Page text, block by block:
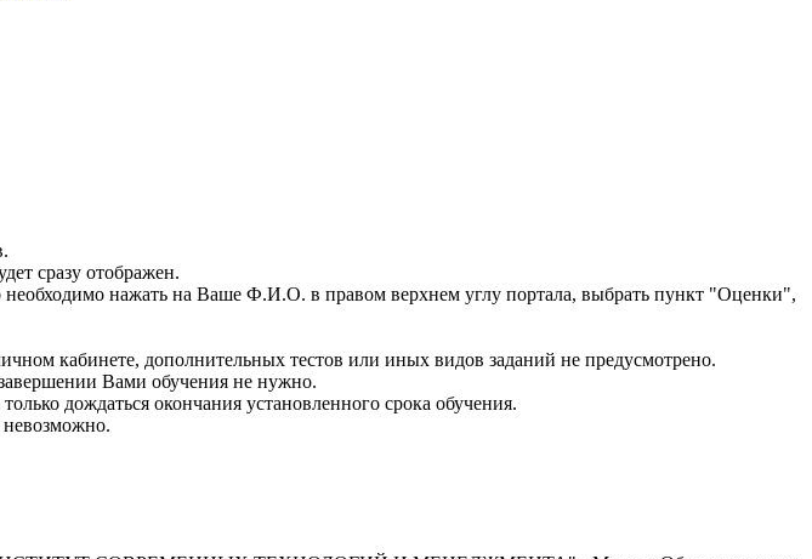
сразу отображен.
необходимо нажать на Ваше Ф.И.О. в правом верхнем углу портала, выбрать пункт "Оценки",
кабинете, дополнительных тестов или иных видов заданий не предусмотрено.
Вами обучения не нужно.
дождаться окончания установленного срока обучения.
невозможно.